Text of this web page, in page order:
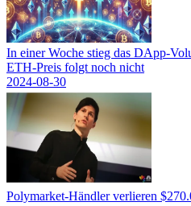
In einer Woche stieg das DApp-
ETH-Preis folgt noch nicht
2024-08-30
Polymarket-Händler verlieren